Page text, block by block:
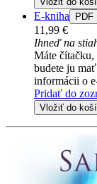
E-kniha PDF
11,99 €
Ihneď na
Máte čítačku,
budete ju
informácii o
Pridať do
Vložiť do